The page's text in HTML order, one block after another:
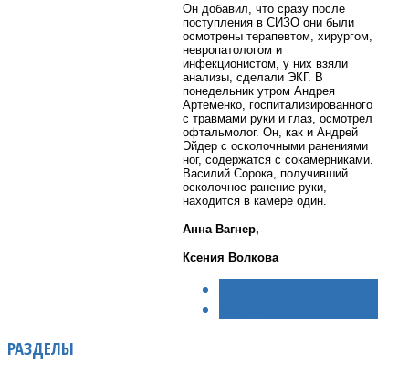
Он добавил, что сразу после
поступления в СИЗО они были
осмотрены терапевтом, хирургом,
невропатологом и
инфекционистом, у них взяли
анализы, сделали ЭКГ. В
понедельник утром Андрея
Артеменко, госпитализированного
с травмами руки и глаз, осмотрел
офтальмолог. Он, как и Андрей
Эйдер с осколочными ранениями
ног, содержатся с сокамерниками.
Василий Сорока, получивший
осколочное ранение руки,
находится в камере один.
Анна Вагнер,
Ксения Волкова
РАЗДЕЛЫ